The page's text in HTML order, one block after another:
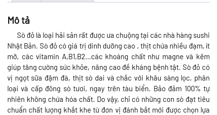
Mô tả
Sò đỏ là loại hải sản rất được ưa chuộng tại các nhà hàng sushi
Nhật Bản. Sò đỏ có giá trị dinh dưỡng cao , thịt chứa nhiều đạm, ít
mỡ, các vitamin A,B1,B2…các khoáng chất như magne và kẽm
giúp tăng cường sức khỏe, nâng cao đề kháng bệnh tật. Sò đỏ có
vị ngọt sữa đậm đà, thịt sò dai và chắc với khâu sàng lọc, phân
loại và cấp đông sò tươi, ngay trên tàu biển. Bảo đảm 100% tự
nhiên không chứa hóa chất. Do vậy, chỉ có những con sò đạt tiêu
chuẩn chất lượng khắt khe từ đơn vị đánh bắt mới được chọn lựa